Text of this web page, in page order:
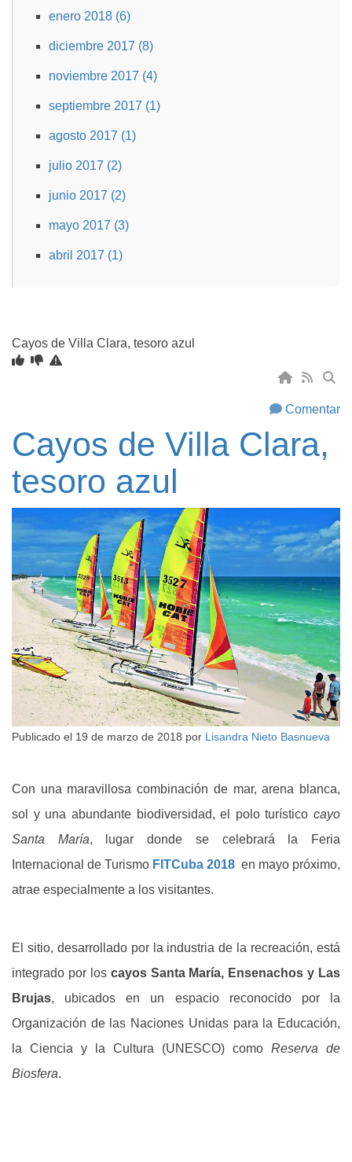
enero 2018 (6)
diciembre 2017 (8)
noviembre 2017 (4)
septiembre 2017 (1)
agosto 2017 (1)
julio 2017 (2)
junio 2017 (2)
mayo 2017 (3)
abril 2017 (1)
Cayos de Villa Clara, tesoro azul
Comentar
Cayos de Villa Clara,
tesoro azul
Publicado el 19 de marzo de 2018 por Lisandra Nieto Basnueva
Con una maravillosa combinación de mar, arena blanca,
sol y una abundante biodiversidad, el polo turístico cayo
Santa María, lugar donde se celebrará la Feria
Internacional de Turismo FITCuba 2018 en mayo próximo,
atrae especialmente a los visitantes.
El sitio, desarrollado por la industria de la recreación, está
integrado por los cayos Santa María, Ensenachos y Las
Brujas, ubicados en un espacio reconocido por la
Organización de las Naciones Unidas para la Educación,
la Ciencia y la Cultura (UNESCO) como Reserva de
Biosfera.